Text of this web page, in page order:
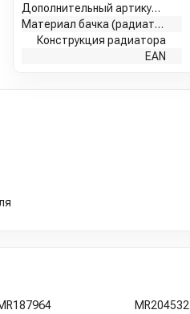
Дополнительный артикул / дополнительная информация 2
Материал бачка (радиатор)
Конструкция радиатора
EAN
MR204532